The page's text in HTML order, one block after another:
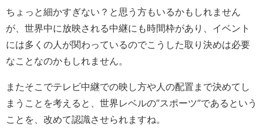
ちょっと細かすぎない？と思う方もいるかもしれません
が、世界中に放映される中継にも時間枠があり、イベント
には多くの人が関わっているのでこうした取り決めは必要
なことなのかもしれません。
またそこでテレビ中継での映し方や人の配置まで決めてし
まうことを考えると、世界レベルの”スポーツ”であるという
ことを、改めて認識させられますね。